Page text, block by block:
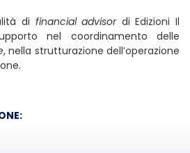
di financial advisordi Edizioni Il
nel coordinamento delle
, nella strutturazione dell’operazione